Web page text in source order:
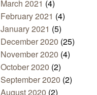
March 2021 (4)
February 2021 (4)
January 2021 (5)
December 2020 (25)
November 2020 (4)
October 2020 (2)
September 2020 (2)
August 2020 (2)